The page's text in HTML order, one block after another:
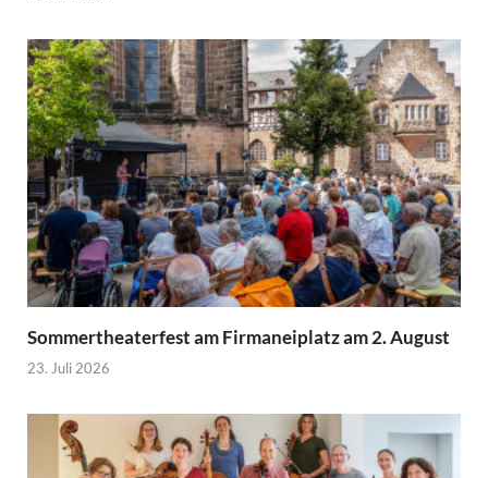
Sommertheaterfest am Firmaneiplatz am 2. August
23. Juli 2026